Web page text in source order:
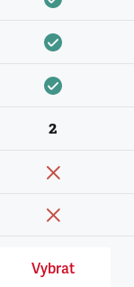
2
Vybrat